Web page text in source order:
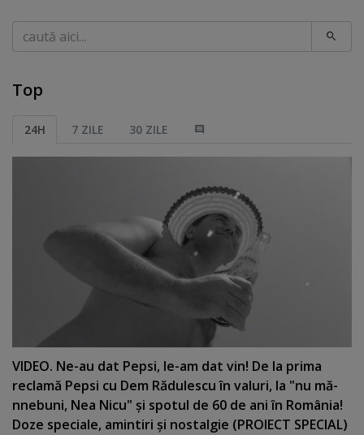
Caută
Top
24H 7 ZILE 30 ZILE
VIDEO. Ne-au dat Pepsi, le-am dat vin! De la prima
reclamă Pepsi cu Dem Rădulescu în valuri, la "nu mă-
nnebuni, Nea Nicu" şi spotul de 60 de ani în România!
Doze speciale, amintiri şi nostalgie (PROIECT SPECIAL)